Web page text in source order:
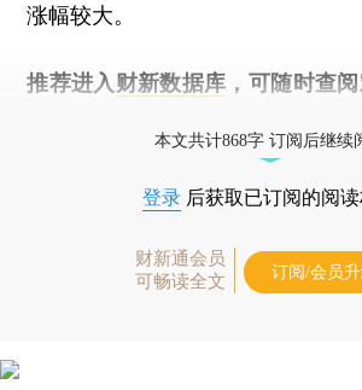
涨幅较大。
推荐进入 财新数据库 ，可随时查
本文共计868字 订阅后继续
登录 后获取已订阅的阅
财新通会员
可畅读全文
订阅/会员